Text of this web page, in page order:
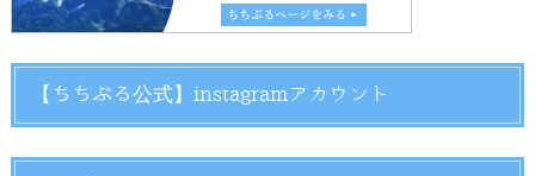
【ちちぶる公式】instagramアカウント